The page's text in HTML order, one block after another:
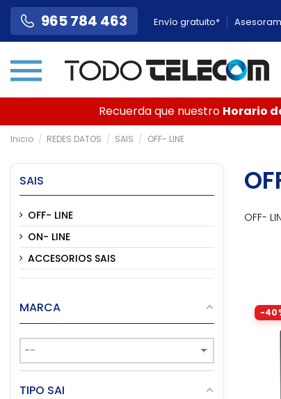
965 784 463 Envío gratuito*
Recuerda que nuestro Horario
Inicio REDES DATOS SAIS OFF- LINE
OFF-
-
SAIS
OFF- LINE
ON- LINE
ACCESORIOS SAIS
MARCA
TIPO SAI